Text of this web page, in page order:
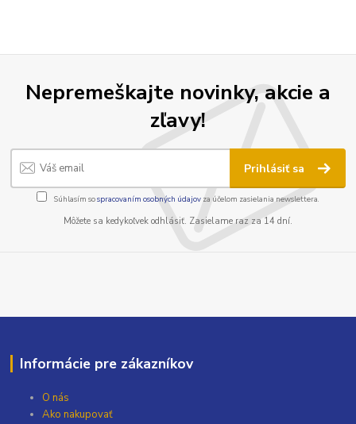
Nepremeškajte novinky, akcie a
zľavy!
Prihlásiť sa
Súhlasím sospracovaním osobných údajov za účelom zasielania newslettera.
Môžete sa kedykoľvek odhlásiť. Zasielame raz za 14 dní.
Informácie pre zákazníkov
O nás
Ako nakupovať